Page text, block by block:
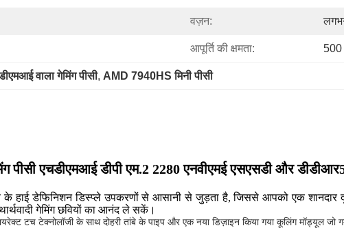
वज़न:
आपूर्ति की क्षमता:
वाला गेमिंग पीसी, AMD 7940HS मिनी पीसी
पीसी एचडीएमआई डीपी एम.2 2280 एनवीएमई एसएसडी और
के हाई डेफिनिशन डिस्प्ले उपकरणों से आसानी से जुड़ता है, जिससे आपको एक शानदार
गेमिंग छवियों का आनंद ले सकें।
टच टेक्नोलॉजी के साथ दोहरी तांबे के पाइप और एक नया डिज़ाइन किया गया कूलिंग मॉड्यूल